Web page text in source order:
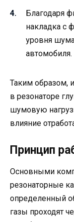
Благодаря
накладка с
уровня
автомобиля.
Таким образом,
в резонаторе
шумовую
влияние
Принцип
Основными
резонаторные
определенный
газы проходят